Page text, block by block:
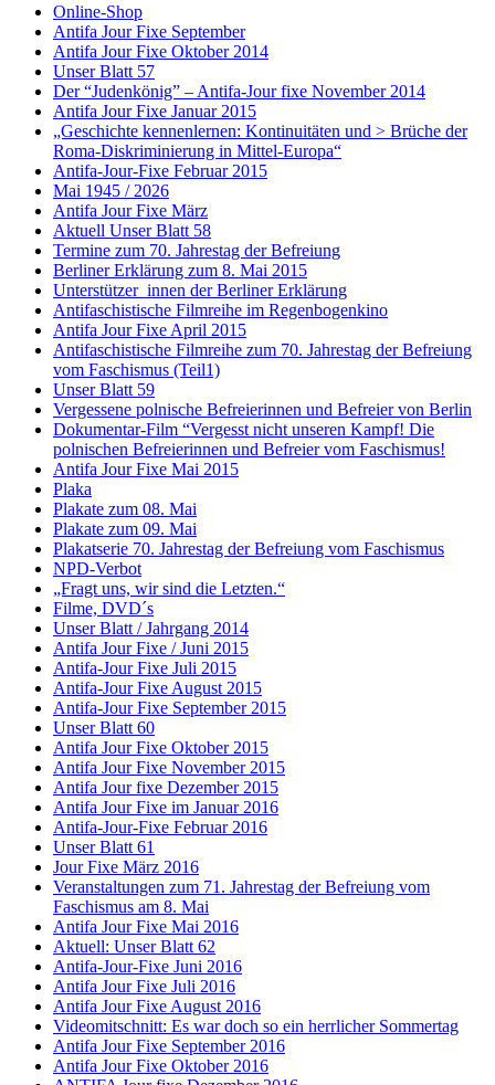
Online-Shop
Antifa Jour Fixe September
Antifa Jour Fixe Oktober 2014
Unser Blatt 57
Der “Judenkönig” – Antifa-Jour fixe November 2014
Antifa Jour Fixe Januar 2015
„Geschichte kennenlernen: Kontinuitäten und > Brüche der
Roma-Diskriminierung in Mittel-Europa“
Antifa-Jour-Fixe Februar 2015
Mai 1945 / 2026
Antifa Jour Fixe März
Aktuell Unser Blatt 58
Termine zum 70. Jahrestag der Befreiung
Berliner Erklärung zum 8. Mai 2015
Unterstützer_innen der Berliner Erklärung
Antifaschistische Filmreihe im Regenbogenkino
Antifa Jour Fixe April 2015
Antifaschistische Filmreihe zum 70. Jahrestag der Befreiung
vom Faschismus (Teil1)
Unser Blatt 59
Vergessene polnische Befreierinnen und Befreier von Berlin
Dokumentar-Film “Vergesst nicht unseren Kampf! Die
polnischen Befreierinnen und Befreier vom Faschismus!
Antifa Jour Fixe Mai 2015
Plaka
Plakate zum 08. Mai
Plakate zum 09. Mai
Plakatserie 70. Jahrestag der Befreiung vom Faschismus
NPD-Verbot
„Fragt uns, wir sind die Letzten.“
Filme, DVD´s
Unser Blatt / Jahrgang 2014
Antifa Jour Fixe / Juni 2015
Antifa-Jour Fixe Juli 2015
Antifa-Jour Fixe August 2015
Antifa-Jour Fixe September 2015
Unser Blatt 60
Antifa Jour Fixe Oktober 2015
Antifa Jour Fixe November 2015
Antifa Jour fixe Dezember 2015
Antifa Jour Fixe im Januar 2016
Antifa-Jour-Fixe Februar 2016
Unser Blatt 61
Jour Fixe März 2016
Veranstaltungen zum 71. Jahrestag der Befreiung vom
Faschismus am 8. Mai
Antifa Jour Fixe Mai 2016
Aktuell: Unser Blatt 62
Antifa-Jour-Fixe Juni 2016
Antifa Jour Fixe Juli 2016
Antifa Jour Fixe August 2016
Videomitschnitt: Es war doch so ein herrlicher Sommertag
Antifa Jour Fixe September 2016
Antifa Jour Fixe Oktober 2016